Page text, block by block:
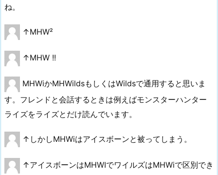
ね。
↑MHW²
↑MHW !!
MHWiかMHWildsもしくはWildsで通用すると思いま
す。フレンドと会話するときは例えばモンスターハンター
ライズをライズとだけ読んでいます。
↑しかしMHWiはアイスボーンと被ってしまう。
↑アイスボーンはMHWIでワイルズはMHWiで区別でき